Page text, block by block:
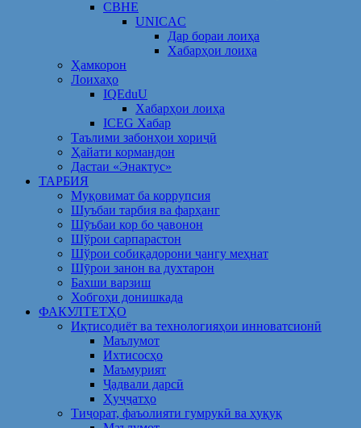
CBHE
UNICAC
Дар бораи лоиҳа
Хабарҳои лоиҳа
Ҳамкорон
Лоихаҳо
IQEduU
Хабарҳои лоиҳа
ICEG Хабар
Таълими забонҳои хориҷӣ
Ҳайати кормандон
Дастаи «Энактус»
ТАРБИЯ
Муқовимат ба коррупсия
Шуъбаи тарбия ва фарҳанг
Шӯъбаи кор бо ҷавонон
Шўрои сарпарастон
Шўрои собиқадорони ҷангу меҳнат
Шӯрои занон ва духтарон
Бахши варзиш
Хобгоҳи донишкада
ФАКУЛТЕТҲО
Иқтисодиёт ва технологияҳои инноватсионӣ
Маълумот
Ихтисосҳо
Маъмурият
Ҷадвали дарсӣ
Ҳуҷҷатҳо
Тиҷорат, фаъолияти гумрукӣ ва ҳуқуқ